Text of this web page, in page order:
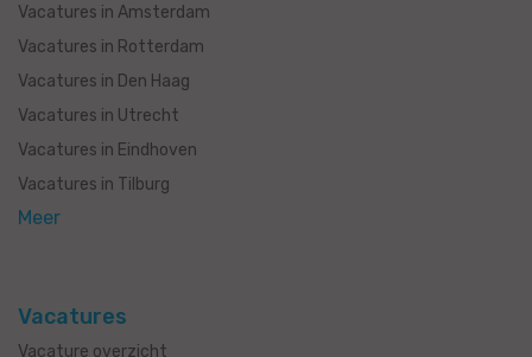
Vacatures in Amsterdam
Vacatures in Rotterdam
Vacatures in Den Haag
Vacatures in Utrecht
Vacatures in Eindhoven
Vacatures in Tilburg
Meer
Vacatures
Vacature overzicht